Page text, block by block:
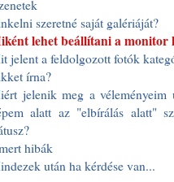
szeretné saját galériáját?
lehet beállítani a monitor
jelent a feldolgozott fotók
írna?
jelenik meg a
alatt az "elbírálás alatt"
hibák
után ha kérdése van...